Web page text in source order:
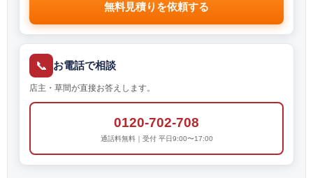
無料見積りを依頼する
📞 お電話で相談
店主・草間が直接お答えします。
0120-702-708
通話料無料｜受付 平日9:00〜17:00